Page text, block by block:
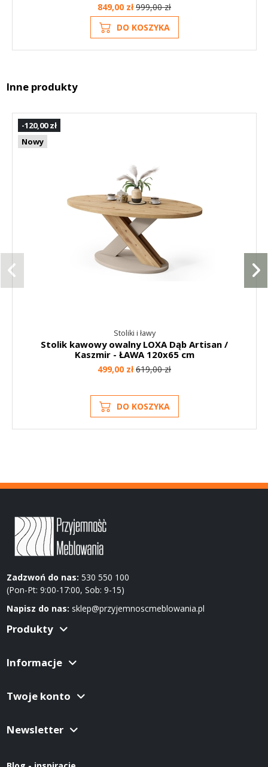
849,00 zł999,00 zł
DO KOSZYKA
Inne produkty
-120,00 zł
Nowy
Stoliki i ławy
Stolik kawowy owalny LOXA Dąb Artisan /
Kaszmir - ŁAWA 120x65 cm
499,00 zł619,00 zł
DO KOSZYKA
Zadzwoń do nas: 530 550 100
(Pon-Pt: 9:00-17:00, Sob: 9-15)
Napisz do nas: sklep@przyjemnoscmeblowania.pl
Produkty
Informacje
Twoje konto
Newsletter